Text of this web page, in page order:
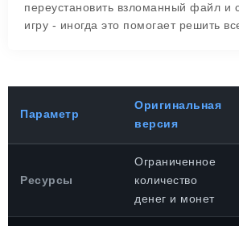
переустановить взломанный файл и
игру - иногда это помогает решить
Параметр
Оригинальная
версия
Ресурсы
Ограниченное
количество
денег и монет